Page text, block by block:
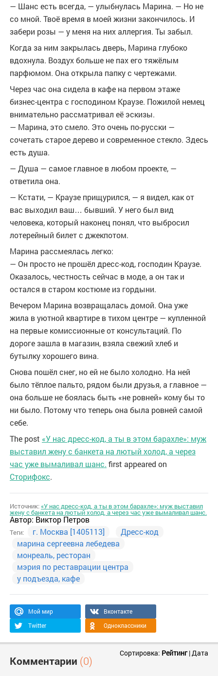
— Шанс есть всегда, — улыбнулась Марина. — Но не
со мной. Твоё время в моей жизни закончилось. И
забери розы — у меня на них аллергия. Ты забыл.
Когда за ним закрылась дверь, Марина глубоко
вдохнула. Воздух больше не пах его тяжёлым
парфюмом. Она открыла папку с чертежами.
Через час она сидела в кафе на первом этаже
бизнес-центра с господином Краузе. Пожилой немец
внимательно рассматривал её эскизы.
— Марина, это смело. Это очень по-русски —
сочетать старое дерево и современное стекло. Здесь
есть душа.
— Душа — самое главное в любом проекте, —
ответила она.
— Кстати, — Краузе прищурился, — я видел, как от
вас выходил ваш… бывший. У него был вид
человека, который наконец понял, что выбросил
лотерейный билет с джекпотом.
Марина рассмеялась легко:
— Он просто не прошёл дресс-код, господин Краузе.
Оказалось, честность сейчас в моде, а он так и
остался в старом костюме из гордыни.
Вечером Марина возвращалась домой. Она уже
жила в уютной квартире в тихом центре — купленной
на первые комиссионные от консультаций. По
дороге зашла в магазин, взяла свежий хлеб и
бутылку хорошего вина.
Снова пошёл снег, но ей не было холодно. На ней
было тёплое пальто, рядом были друзья, а главное —
она больше не боялась быть «не ровней» кому бы то
ни было. Потому что теперь она была ровней самой
себе.
The post «У нас дресс-код, а ты в этом барахле»: муж
выставил жену с банкета на лютый холод, а через
час уже вымаливал шанс. first appeared on
Сторифокс.
Источник:«У нас дресс-код, а ты в этом барахле»: муж выставил
жену с банкета на лютый холод, а через час уже вымаливал шанс.
Автор: Виктор Петров
Теги: г. Москва [1405113]
Дресс-код
марина сергеевна лебедева
монреаль, ресторан
мэрия по реставрации центра
у подъезда, кафе
Мой мир
Вконтакте
Twitter
Одноклассники
Комментарии (0)
Сортировка: Рейтинг|Дата